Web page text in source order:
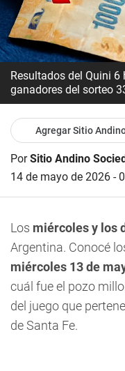
Resultados del Quini
ganadores del sorteo
Agregar Sitio
PorSitio Andino
14 de mayo de 2026 -
Los miércoles y los
Argentina. Conocé
miércoles 13 de
cuál fue el pozo
del juego que
de Santa Fe.